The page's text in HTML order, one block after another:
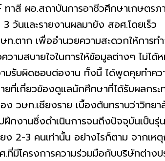
สี ผอ.สถาบันการอาชีวศึกษาเกษตรภา
วันและรายงานผลมายัง สอศ.โดยเร็ว
ก เพื่ออำนวยความสะดวกให้การท
ามสบายใจในการให้ข้อมูลต่างๆ ไม่ไ
รับผิดชอบต่องาน ทั้งนี้ ได้พูดคุยทำคว
ยที่เกี่ยวข้องดูแลนักศึกษาที่ได้รับผลกร
.เชียงราย เบื้องต้นทราบว่าวิทยาลั
ฝึกงานซึ่งดำเนินการจนถึงปัจจุบันเป็น
2-3 คนเท่านั้น อย่างไรก็ตาม จากเห
มีโครงการความร่วมมือกับบริษัทต่าง